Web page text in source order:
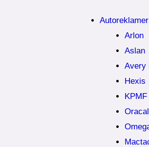
Autoreklamer
Arlon
Aslan
Avery
Hexis
KPMF
Oracal